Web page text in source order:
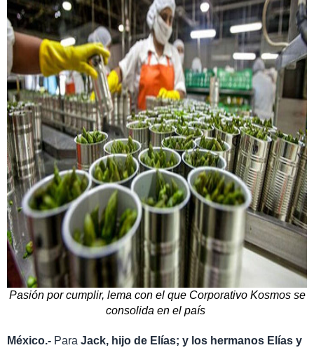
Pasión por cumplir, lema con el que Corporativo Kosmos se
consolida en el país
México.- Para Jack, hijo de Elías; y los hermanos Elías y